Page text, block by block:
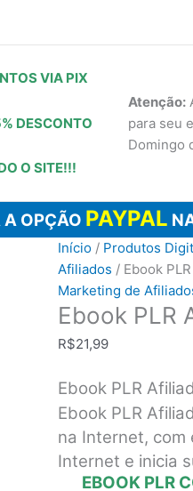
VIA PIX
DESCONTO
O SITE!!!
Atenção:
para seu
Domingo
A OPÇÃO PAYPAL
Início / Produtos
Afiliados / Ebook
Marketing de
Ebook PLR
R$21,99
Ebook PLR
Ebook PLR
na Internet, com
Internet e inicia
EBOOK PLR